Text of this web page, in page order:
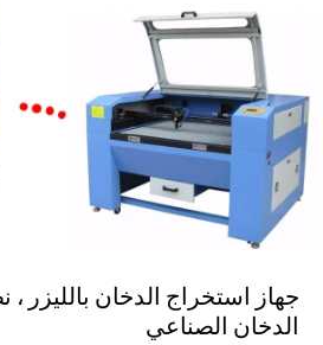
جهاز استخراج الدخان بالليزر
الدخان الصناعي